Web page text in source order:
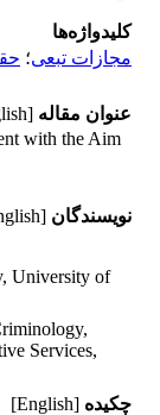
کلیدواژه‌ها
مجازات تبعی؛
عنوان مقاله [English]
with the Aim
نویسندگان [English]
University of
Services,
چکیده [English]